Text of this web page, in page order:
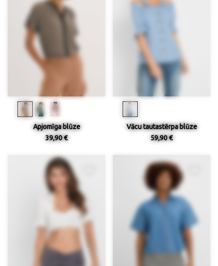
Apjomīga blūze
39,90 €
Vācu tautastērpa blūze
59,90 €